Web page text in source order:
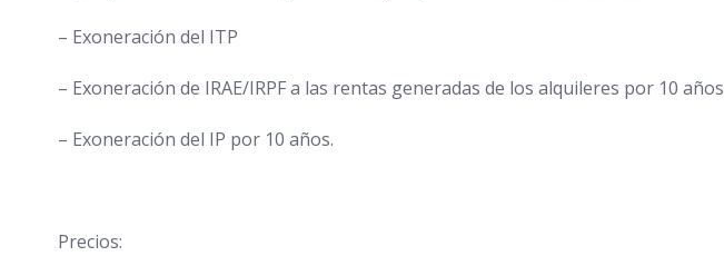
– Exoneración del ITP
– Exoneración de IRAE/IRPF a las rentas generadas de los alquileres por 10 años
– Exoneración del IP por 10 años.
Precios: